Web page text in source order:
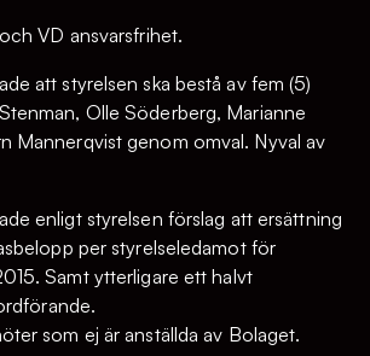
VD ansvarsfrihet.
att styrelsen ska bestå av fem (5)
Olle Söderberg, Marianne
Mannerqvist genom omval. Nyval av
enligt styrelsen förslag att ersättning
per styrelseledamot för
Samt ytterligare ett halvt
som ej är anställda av Bolaget.